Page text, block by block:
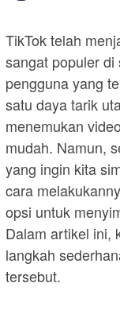
TikTok telah
sangat populer
pengguna yang
satu daya tarik
menemukan
mudah. Namun,
yang ingin kita
cara
opsi untuk
Dalam artikel ini,
langkah
tersebut.